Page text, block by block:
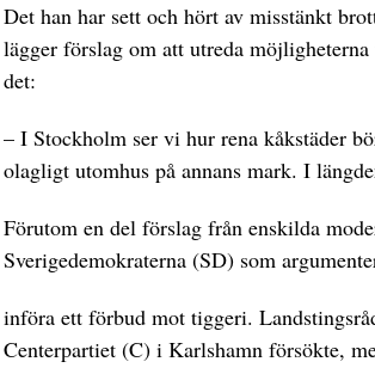
Det han har sett och hört av misstänkt
lägger förslag om att utreda
det:
­– I Stockholm ser vi hur rena kåkstäder
olagligt utomhus på annans mark. I
Förutom en del förslag från enskilda
Sverigedemokraterna (SD) som
införa ett förbud mot tiggeri.
Centerpartiet (C) i Karlshamn försökte,­